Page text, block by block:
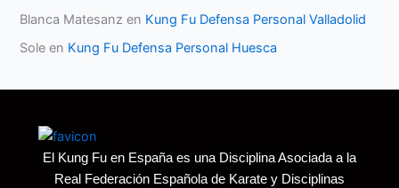
Blanca Matesanz en Kung Fu Defensa Personal Valladolid
Sole en Kung Fu Defensa Personal Huesca
El Kung Fu en España es una Disciplina Asociada a la
Real Federación Española de Karate y Disciplinas